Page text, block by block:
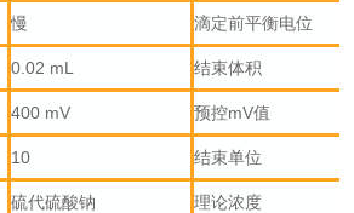
慢 滴定前平衡电位
0.02 mL 结束体积
400 mV 预控mV值
10 结束单位
硫代硫酸钠 理论浓度